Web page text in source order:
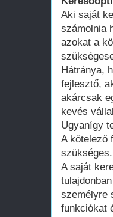
Aki saját
számolnia
azokat a
Hátránya,
fejlesztő,
akárcsak
kevés
Ugyanígy
A kötelező
szükséges.
A saját
személyre
funkciókat